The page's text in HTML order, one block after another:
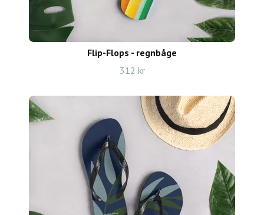
Flip-Flops - regnbåge
312 kr